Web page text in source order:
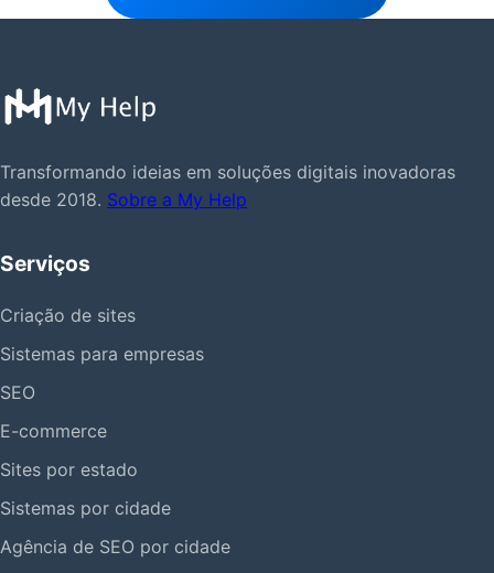
Transformando ideias em soluções digitais inovadoras
desde 2018. Sobre a My Help
Serviços
Criação de sites
Sistemas para empresas
SEO
E-commerce
Sites por estado
Sistemas por cidade
Agência de SEO por cidade